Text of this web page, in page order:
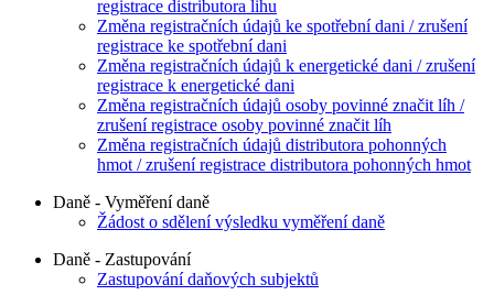
registrace distributora lihu
Změna registračních údajů ke spotřební dani / zrušení
registrace ke spotřební dani
Změna registračních údajů k energetické dani / zrušení
registrace k energetické dani
Změna registračních údajů osoby povinné značit líh /
zrušení registrace osoby povinné značit líh
Změna registračních údajů distributora pohonných
hmot / zrušení registrace distributora pohonných hmot
Daně - Vyměření daně
Žádost o sdělení výsledku vyměření daně
Daně - Zastupování
Zastupování daňových subjektů